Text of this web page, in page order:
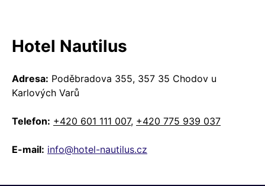
Hotel Nautilus
Adresa: Poděbradova 355, 357 35 Chodov u
Karlových Varů
Telefon: +420 601 111 007, +420 775 939 037
E-mail: info@hotel-nautilus.cz